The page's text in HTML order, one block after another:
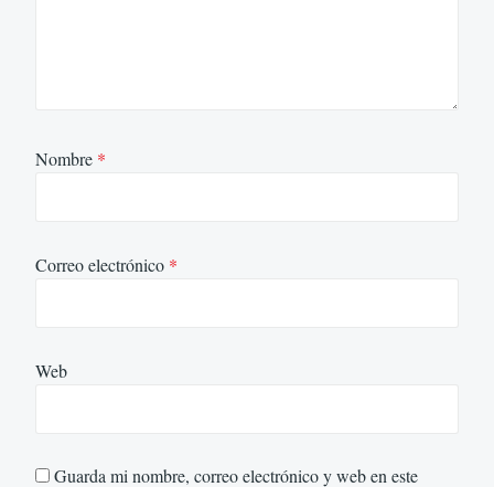
Nombre *
Correo electrónico *
Web
Guarda mi nombre, correo electrónico y web en este